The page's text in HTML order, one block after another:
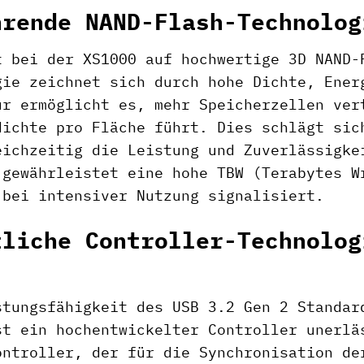
NAND-Flash-
der XS1000 auf hochwertige 3D
zeichnet sich durch hohe Dichte,
ermöglicht es, mehr Speicherzellen
pro Fläche führt. Dies schlägt
die Leistung und
gewährleistet eine hohe TBW
bei intensiver Nutzung signalisiert.
Controller-
des USB 3.2 Gen 2
ein hochentwickelter Controller
der für die Synchronisation